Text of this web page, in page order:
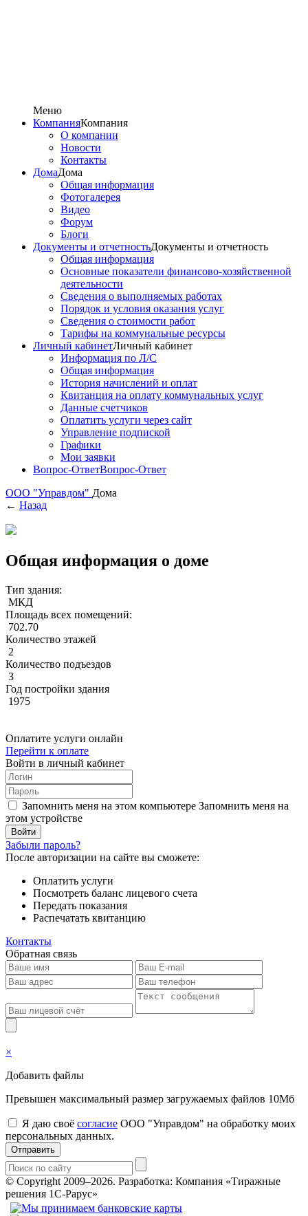
Меню
КомпанияКомпания
О компании
Новости
Контакты
ДомаДома
Общая информация
Фотогалерея
Видео
Форум
Блоги
Документы и отчетностьДокументы и отчетность
Общая информация
Основные показатели финансово-хозяйственной
деятельности
Сведения о выполняемых работах
Порядок и условия оказания услуг
Сведения о стоимости работ
Тарифы на коммунальные ресурсы
Личный кабинетЛичный кабинет
Информация по Л/С
Общая информация
История начислений и оплат
Квитанция на оплату коммунальных услуг
Данные счетчиков
Оплатить услуги через сайт
Управление подпиской
Графики
Мои заявки
Вопрос-ОтветВопрос-Ответ
ООО "Управдом" Дома
← Назад
Общая информация о доме
Тип здания:
МКД
Площадь всех помещений:
702.70
Количество этажей
2
Количество подъездов
3
Год постройки здания
1975
Оплатите услуги онлайн
Перейти к оплате
Войти в личный кабинет
Запомнить меня на этом компьютере Запомнить меня на
этом устройстве
Забыли пароль?
После авторизации на сайте вы сможете:
Оплатить услуги
Посмотреть баланс лицевого счета
Передать показания
Распечатать квитанцию
Контакты
Обратная связь
×
Добавить файлы
Превышен максимальный размер загружаемых файлов 10Мб
Я даю своё согласие ООО "Управдом" на обработку моих
персональных данных.
Отправить
© Copyright 2009–2026. Разработка: Компания «Тиражные
решения 1С-Рарус»